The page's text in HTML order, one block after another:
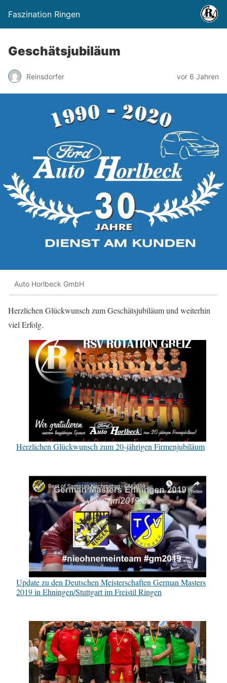
Faszination Ringen
Geschätsjubiläum
Reinsdorfer vor 6 Jahren
Auto Horlbeck GmbH
Herzlichen Glückwunsch zum Geschätsjubiläum und weiterhin
viel Erfolg.
Herzlichen Glückwunsch zum 20-jährigen Firmenjubiläum
Update zu den Deutschen Meisterschaften German Masters
2019 in Ehningen/Stuttgart im Freistil Ringen